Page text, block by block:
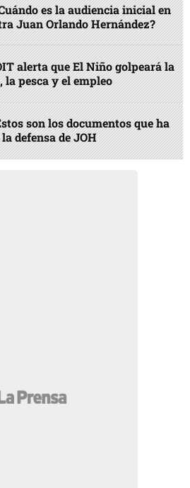
es la audiencia inicial en
Juan Orlando Hernández?
alerta que El Niño golpeará la
pesca y el empleo
son los documentos que ha
defensa de JOH